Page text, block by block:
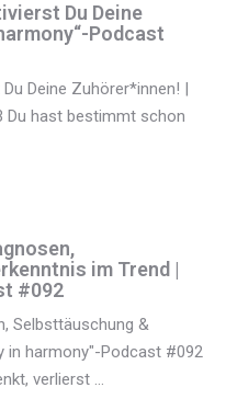
Du Deine
Podcast
Deine Zuhörer*innen! |
Du hast bestimmt schon
im Trend |
#092
Selbsttäuschung &
in harmony"-Podcast #092
verlierst ...